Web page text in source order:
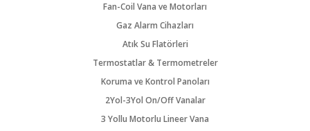
Fan-Coil Vana ve Motorları
Gaz Alarm Cihazları
Atık Su Flatörleri
Termostatlar & Termometreler
Koruma ve Kontrol Panoları
2Yol-3Yol On/Off Vanalar
3 Yollu Motorlu Lineer Vana